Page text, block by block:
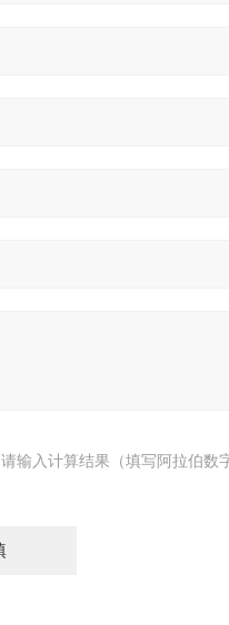
请输入计算结果（填写阿拉伯数